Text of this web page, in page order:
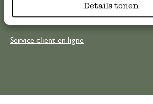
Details tonen
serviceclientele@dille-kamille.com
Service client en ligne